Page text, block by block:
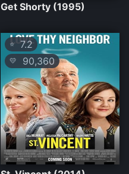
Get Shorty (1995)
⭐ 7.2
💛 90,360